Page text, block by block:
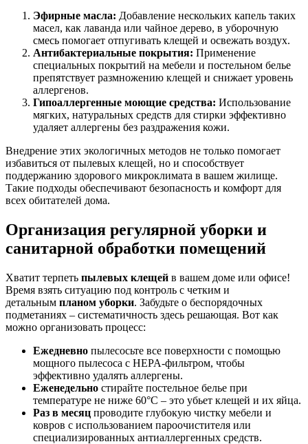
Эфирные масла: Добавление нескольких капель таких
масел, как лаванда или чайное дерево, в уборочную
смесь помогает отпугивать клещей и освежать воздух.
Антибактериальные покрытия: Применение
специальных покрытий на мебели и постельном белье
препятствует размножению клещей и снижает уровень
аллергенов.
Гипоаллергенные моющие средства: Использование
мягких, натуральных средств для стирки эффективно
удаляет аллергены без раздражения кожи.
Внедрение этих экологичных методов не только помогает
избавиться от пылевых клещей, но и способствует
поддержанию здорового микроклимата в вашем жилище.
Такие подходы обеспечивают безопасность и комфорт для
всех обитателей дома.
Организация регулярной уборки и
санитарной обработки помещений
Хватит терпеть пылевых клещей в вашем доме или офисе!
Время взять ситуацию под контроль с четким и
детальным планом уборки. Забудьте о беспорядочных
подметаниях – систематичность здесь решающая. Вот как
можно организовать процесс:
Ежедневно пылесосьте все поверхности с помощью
мощного пылесоса с HEPA-фильтром, чтобы
эффективно удалять аллергены.
Еженедельно стирайте постельное белье при
температуре не ниже 60°C – это убьет клещей и их яйца.
Раз в месяц проводите глубокую чистку мебели и
ковров с использованием пароочистителя или
специализированных антиаллергенных средств.